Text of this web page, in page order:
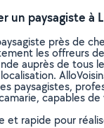
un paysagiste à
près de
les offreurs
auprès de tous
paysagistes,
capables
et rapide pour